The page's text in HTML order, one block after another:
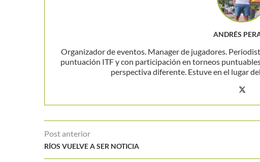
ANDRÉS
Organizador de eventos. Manager de jugadores.
puntuación ITF y con participación en torneos
perspectiva diferente. Estuve en el lugar
Post anterior
RÍOS VUELVE A SER NOTICIA